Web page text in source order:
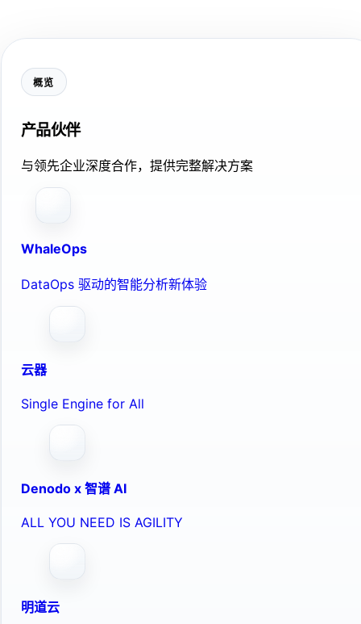
概览
产品伙伴
与领先企业深度合作，提供完整解决方案
WhaleOps
DataOps 驱动的智能分析新体验
云器
Single Engine for All
Denodo x 智谱 AI
ALL YOU NEED IS AGILITY
明道云